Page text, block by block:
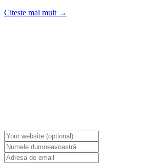
Citește mai mult →